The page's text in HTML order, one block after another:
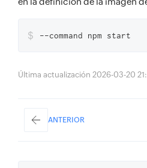
$ --command npm start
Última actualización 2026-03-20
ANTERIOR